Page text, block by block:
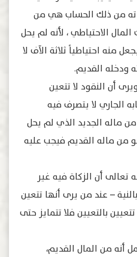
من ذلك الحساب هي من
الاحتياطي ، لأنه لم يحل
منه احتياطياً ثلاثة الآف لا
ودخله القديم.
أن النقود لا تتعين
الجاري لا يتصرف فيه
ماله الجديد الذي لم يحل
من ماله القديم فيجب عليه
أن الزكاة فيه غير
بالنية – عند من يرى أنها تتعين
بالتعيين فلا تتمايز حتى
أنه من المال القديم،